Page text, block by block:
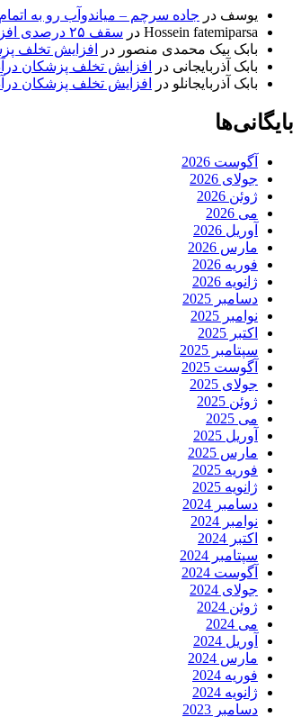
یوسف در جاده سرچم – میاندوآب رو به
Hossein fatemiparsa در سقف ۲۵ درصدی افزایش اجاره‌بها در آذربایجان شرقی اجرا می‌شود
بابک بیک محمدی منصور در
افزایش تخلف
بابک آذربایجانی در
افزایش تخلف پزشکان
بابک آذربایجانلو در افزایش تخلف پزشکان
بایگانی‌ها
آگوست 2026
جولای 2026
ژوئن 2026
می 2026
آوریل 2026
مارس 2026
فوریه 2026
ژانویه 2026
دسامبر 2025
نوامبر 2025
اکتبر 2025
سپتامبر 2025
آگوست 2025
جولای 2025
ژوئن 2025
می 2025
آوریل 2025
مارس 2025
فوریه 2025
ژانویه 2025
دسامبر 2024
نوامبر 2024
اکتبر 2024
سپتامبر 2024
آگوست 2024
جولای 2024
ژوئن 2024
می 2024
آوریل 2024
مارس 2024
فوریه 2024
ژانویه 2024
دسامبر 2023